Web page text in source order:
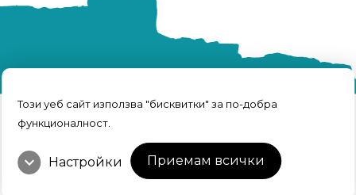
Този уеб сайт използва "бисквитки" за по-добра
функционалност.
Приемам всички
expand_more Настройки
TRFISH | Всичко за риболова © 2026 Всички
права запазени.
Интернет Маркетинг и Дизайн
от Weberest